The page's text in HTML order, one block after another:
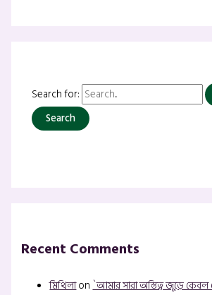
Search for:
Recent Comments
মিথিলাon`আমার সারা অস্তিত্ব জুড়ে কেবল